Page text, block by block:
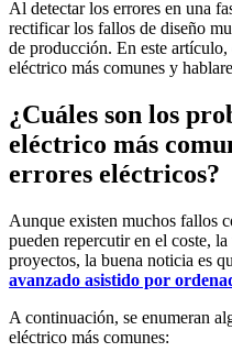
Al detectar los errores en una
rectificar los fallos de diseño
de producción. En este artículo,
eléctrico más comunes y
¿Cuáles son los
eléctrico más
errores eléctricos?
Aunque existen muchos fallos
pueden repercutir en el coste,
proyectos, la buena noticia es
avanzado asistido por
A continuación, se enumeran
eléctrico más comunes: